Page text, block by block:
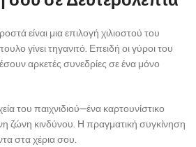
είναι μια επιλογή χιλιοστού του
γίνει τηγανιτό. Επειδή οι γύροι του
αρκετές συνεδρίες σε ένα μόνο
του παιχνιδιού—ένα καρτουνίστικο
ζώνη κινδύνου. Η πραγματική συγκίνηση
στα χέρια σου.